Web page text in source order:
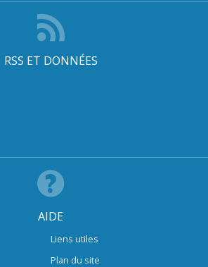
RSS ET DONNÉES
AIDE
Liens utiles
Plan du site